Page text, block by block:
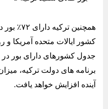
همچنین
کشور ایالات متحده آمریکا و
جدول کشورهای دارای بور
برنامه های دولت ترکیه،
آینده افزایش خواهد یافت.